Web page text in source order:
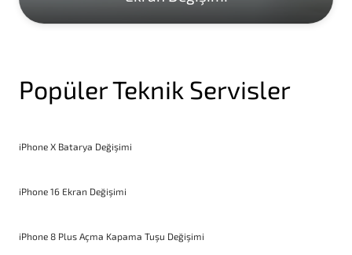
Popüler Teknik Servisler
iPhone X Batarya Değişimi
iPhone 16 Ekran Değişimi
iPhone 8 Plus Açma Kapama Tuşu Değişimi